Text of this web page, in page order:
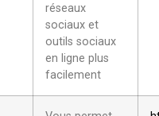
réseaux
sociaux et
outils sociaux
en ligne plus
facilement